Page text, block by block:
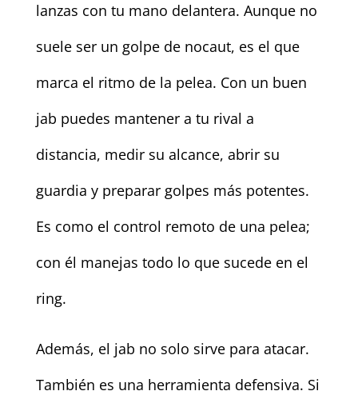
lanzas con tu mano delantera. Aunque no
suele ser un golpe de nocaut, es el que
marca el ritmo de la pelea. Con un buen
jab puedes mantener a tu rival a
distancia, medir su alcance, abrir su
guardia y preparar golpes más potentes.
Es como el control remoto de una pelea;
con él manejas todo lo que sucede en el
ring.
Además, el jab no solo sirve para atacar.
También es una herramienta defensiva. Si